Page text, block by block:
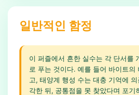
일반적인 함정
이 퍼즐에서 흔한 실수는 각 단서를
로 푸는 것이다. 예를 들어 바이트의
고, 태양계 행성 수는 대충 기억에
각한 뒤, 공통점을 못 찾았다며 포기